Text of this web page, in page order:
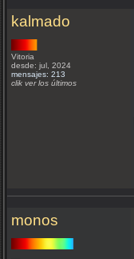
kalmado
Vitoria
desde: jul, 2024
mensajes: 213
clik ver los últimos
monos